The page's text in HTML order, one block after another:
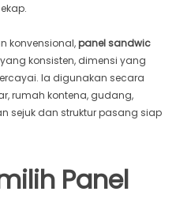
konvensional,panel sandwic
konsisten, dimensi yang
Ia digunakan secara
rumah kontena, gudang,
sejuk dan struktur pasang siap
Panel